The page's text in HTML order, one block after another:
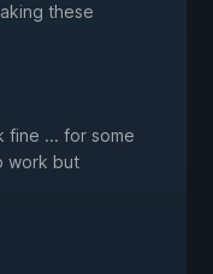
these
fine ... for some
work but